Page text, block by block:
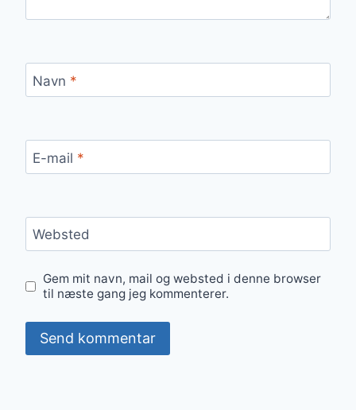
Navn *
E-mail *
Websted
Gem mit navn, mail og websted i denne browser
til næste gang jeg kommenterer.